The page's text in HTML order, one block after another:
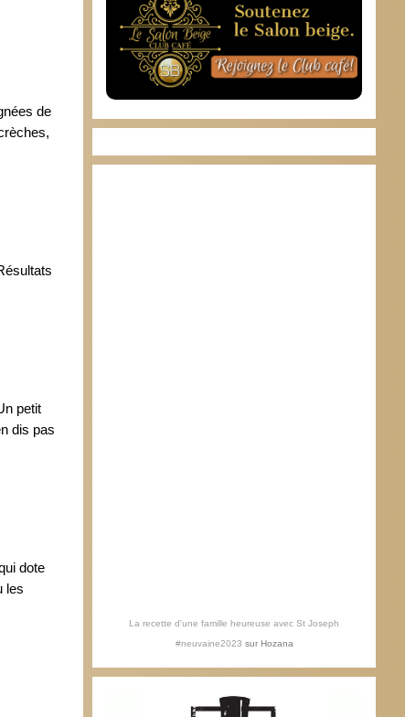
de
petit
dis pas
dote
les
La recette d'une famille heureuse avec St Joseph
#neuvaine2023 sur Hozana